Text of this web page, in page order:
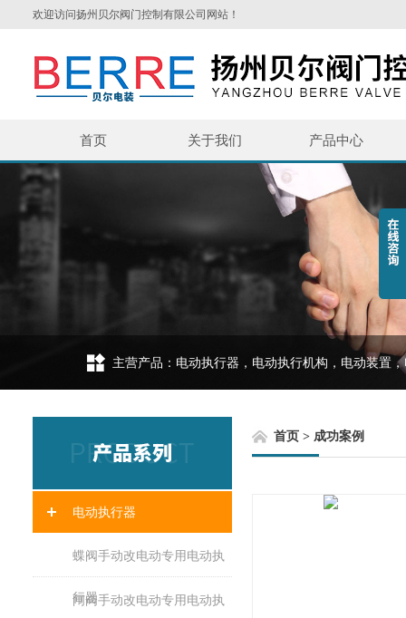
欢迎访问扬州贝尔阀门控制有限公司网站！
首页 关于我们 产品中心
主营产品：电动执行器，电动执行机构，电动装置
电动执行器
蝶阀手动改电动专用电动执
行器
闸阀手动改电动专用电动执
首页> 成功案例